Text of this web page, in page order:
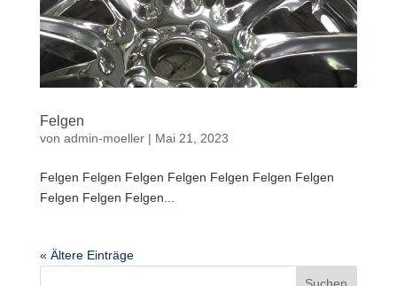
Felgen
von admin-moeller| Mai 21, 2023
Felgen Felgen Felgen Felgen Felgen Felgen Felgen
Felgen Felgen Felgen...
« Ältere Einträge
Suchen